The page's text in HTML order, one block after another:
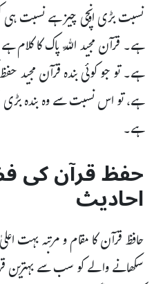
نسبت بڑی اونچی چیز ہے نسبت ہی
ہے۔ قرآن مجید اللّہ پاک کا کلام
ہے۔ تو جو کوئی بندہ قرآن مجید
ہے، تو اس نسبت سے وہ بندہ بڑی
ہے۔
حفظ قرآن کی
احادیث
حافظ قرآن کا مقام و مرتبہ بہت
سکھانے والے کو سب سے بہترین